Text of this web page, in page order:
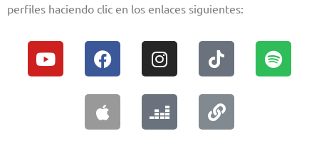
perfiles haciendo clic en los enlaces siguientes: